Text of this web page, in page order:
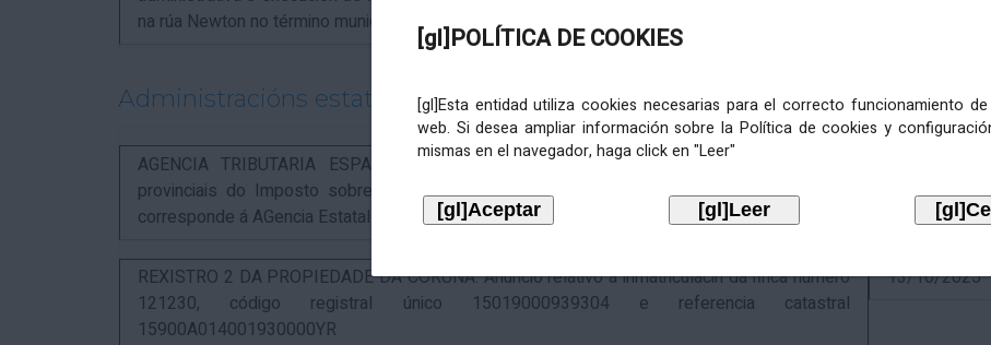
[gl]POLÍTICA DE COOKIES
[gl]Esta entidad utiliza cookies necesarias para el correcto funcionamiento
web. Si desea ampliar información sobre la Política de cookies y
mismas en el navegador, haga click en "Leer"
na rúa Newton no término municipal da Coruña, exp. IN627A 2024/4-1
Administracións estatais
AGENCIA TRIBUTARIA ESPAÑOLA. Aviso relativo á recadación das cotas estatais e
provinciais do Imposto sobre Actividades Económicas de 2026, cuxa xestión recadatoria
corresponde á AGencia Estatal de Administración Tributaria.
REXISTRO 2 DA PROPIEDADE DA CORUÑA. Anuncio relativo á inmatriculacin da finca número
121230, código registral único 15019000939304 e referencia catastral
15900A014001930000YR
13/10/2025